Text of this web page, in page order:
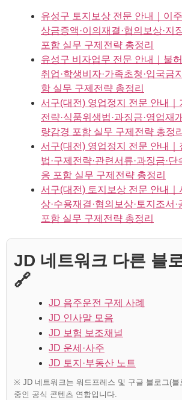
유성구 토지보상 전문 안내｜이
상금증액·이의재결·협의보상·지
포함 실무 구제전략 총정리
유성구 비자업무 전문 안내｜불
취업·학생비자·가족초청·입국금
함 실무 구제전략 총정리
서구(대전) 영업정지 전문 안내｜
전략·식품위생법·과징금·영업재
량감경 포함 실무 구제전략 총정리
서구(대전) 영업정지 전문 안내｜
법·구제전략·관련서류·과징금·
응 포함 실무 구제전략 총정리
서구(대전) 토지보상 전문 안내｜
상·수용재결·협의보상·토지조서
포함 실무 구제전략 총정리
JD 네트워크 다른 블
🔗
JD 음주운전 구제 사례
JD 인사말 모음
JD 보험 보조채널
JD 운세·사주
JD 토지·부동산 노트
※ JD 네트워크는 워드프레스 및 구글 블로그(블
중인 공식 콘텐츠 연합입니다.